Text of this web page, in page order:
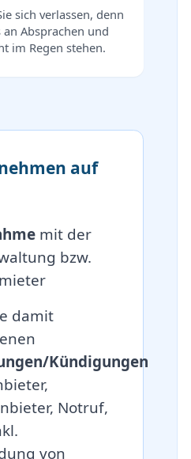
sich verlassen, denn
Absprachen und
im Regen stehen.
auf
mit der
bzw.
damit
Kündigungen
Notruf,
von